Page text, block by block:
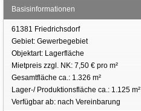
Basisinformationen
61381 Friedrichsdorf
Gebiet: Gewerbegebiet
Objektart: Lagerfläche
Mietpreis zzgl. NK: 7,50 € pro m²
Gesamtfläche ca.: 1.326 m²
Lager-/ Produktionsfläche ca.: 1.125 m²
Verfügbar ab: nach Vereinbarung